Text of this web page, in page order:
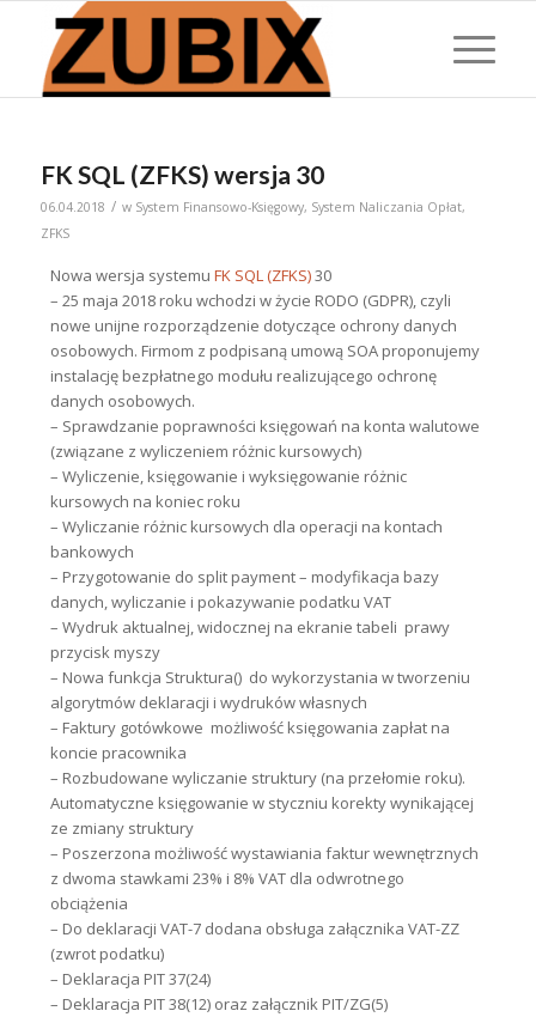
FK SQL (ZFKS) wersja 30
06.04.2018 / w System Finansowo-Księgowy, System Naliczania Opłat,
ZFKS
Nowa wersja systemu FK SQL (ZFKS)30
– 25 maja 2018 roku wchodzi w życie RODO (GDPR), czyli
nowe unijne rozporządzenie dotyczące ochrony danych
osobowych. Firmom z podpisaną umową SOA proponujemy
instalację bezpłatnego modułu realizującego ochronę
danych osobowych.
– Sprawdzanie poprawności księgowań na konta walutowe
(związane z wyliczeniem różnic kursowych)
– Wyliczenie, księgowanie i wyksięgowanie różnic
kursowych na koniec roku
– Wyliczanie różnic kursowych dla operacji na kontach
bankowych
– Przygotowanie do split payment – modyfikacja bazy
danych, wyliczanie i pokazywanie podatku VAT
– Wydruk aktualnej, widocznej na ekranie tabeli  prawy
przycisk myszy
– Nowa funkcja Struktura()  do wykorzystania w tworzeniu
algorytmów deklaracji i wydruków własnych
– Faktury gotówkowe  możliwość księgowania zapłat na
koncie pracownika
– Rozbudowane wyliczanie struktury (na przełomie roku).
Automatyczne księgowanie w styczniu korekty wynikającej
ze zmiany struktury
– Poszerzona możliwość wystawiania faktur wewnętrznych
z dwoma stawkami 23% i 8% VAT dla odwrotnego
obciążenia
– Do deklaracji VAT-7 dodana obsługa załącznika VAT-ZZ
(zwrot podatku)
– Deklaracja PIT 37(24)
– Deklaracja PIT 38(12) oraz załącznik PIT/ZG(5)